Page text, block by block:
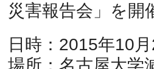
災害報告会」を開
日時：2015年10
場所：名古屋大学